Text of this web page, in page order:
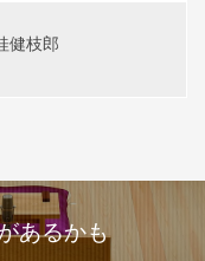
健枝郎
あるかも